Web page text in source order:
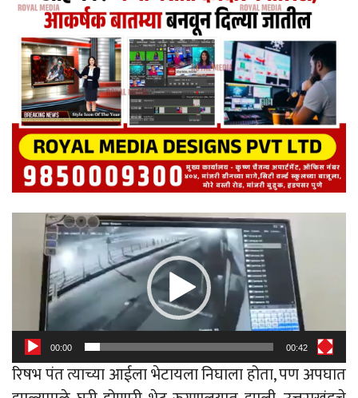
Video
Player
00:00 00:42
रिषभ पंत त्याच्या आईला भेटायला निघाला होता, पण अपघात